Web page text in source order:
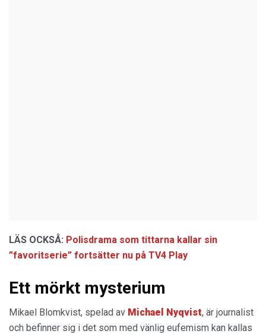
LÄS OCKSÅ: Polisdrama som tittarna kallar sin
”favoritserie” fortsätter nu på TV4 Play
Ett mörkt mysterium
Mikael Blomkvist, spelad av Michael Nyqvist, är journalist
och befinner sig i det som med vänlig eufemism kan kallas